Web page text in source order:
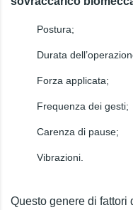
Postura;
Durata
Forza applicata;
Frequenza dei gesti;
Carenza di pause;
Vibrazioni.
Questo genere di fattori